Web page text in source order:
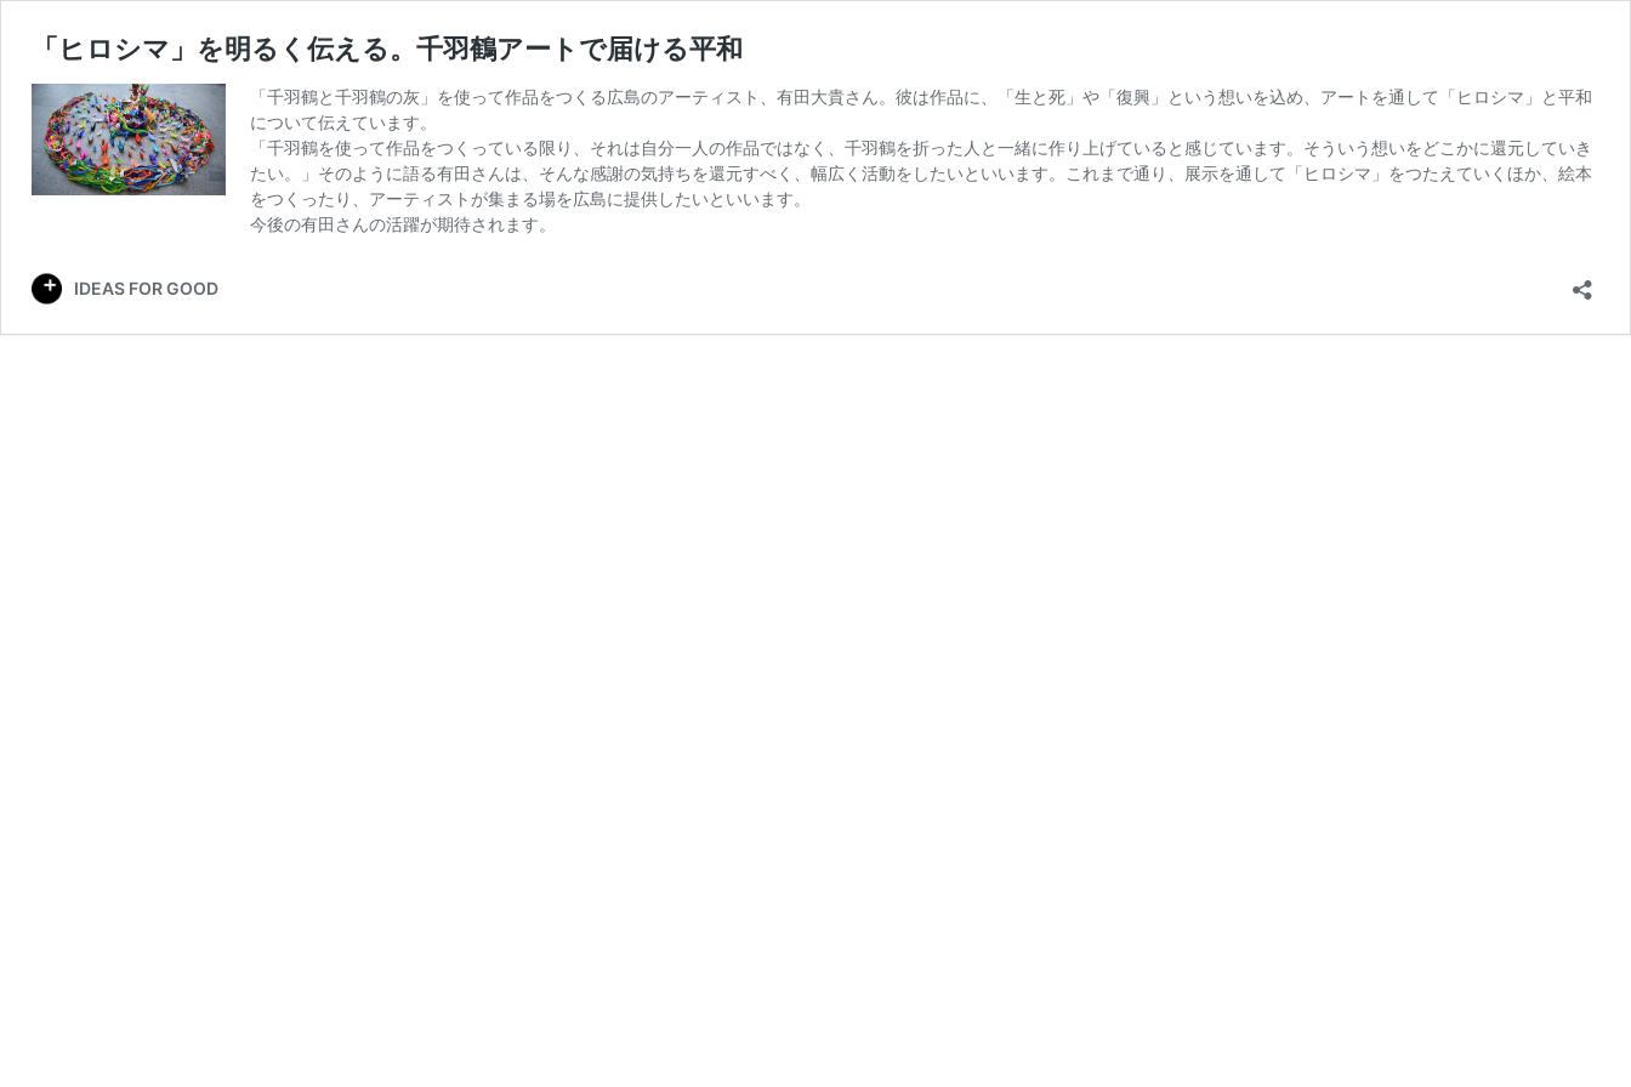
「ヒロシマ」を明るく伝える。千羽鶴アートで届ける平和
「千羽鶴と千羽鶴の灰」を使って作品をつくる広島のアーティスト、有田大貴さん。彼は作品に、「生と死」や「復興」という想いを込め、アートを通して「ヒロシマ」と平和
について伝えています。
「千羽鶴を使って作品をつくっている限り、それは自分一人の作品ではなく、千羽鶴を折った人と一緒に作り上げていると感じています。そういう想いをどこかに還元していき
たい。」そのように語る有田さんは、そんな感謝の気持ちを還元すべく、幅広く活動をしたいといいます。これまで通り、展示を通して「ヒロシマ」をつたえていくほか、絵本
をつくったり、アーティストが集まる場を広島に提供したいといいます。
今後の有田さんの活躍が期待されます。
IDEAS FOR GOOD